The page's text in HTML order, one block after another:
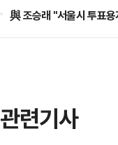
與 조승래 "서울시 투표
관련기사